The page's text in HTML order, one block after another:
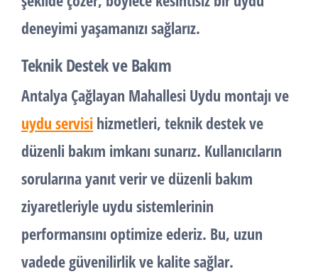
deneyimi yaşamanızı sağlarız.
Teknik Destek ve Bakım
Antalya Çağlayan Mahallesi Uydu montajı ve
uydu servisi hizmetleri, teknik destek ve
düzenli bakım imkanı sunarız. Kullanıcıların
sorularına yanıt verir ve düzenli bakım
ziyaretleriyle uydu sistemlerinin
performansını optimize ederiz. Bu, uzun
vadede güvenilirlik ve kalite sağlar.